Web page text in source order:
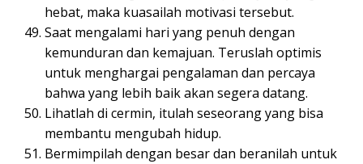
hebat, maka kuasailah motivasi tersebut.
Saat mengalami hari yang penuh dengan
kemunduran dan kemajuan. Teruslah optimis
untuk menghargai pengalaman dan percaya
bahwa yang lebih baik akan segera datang.
Lihatlah di cermin, itulah seseorang yang bisa
membantu mengubah hidup.
Bermimpilah dengan besar dan beranilah untuk